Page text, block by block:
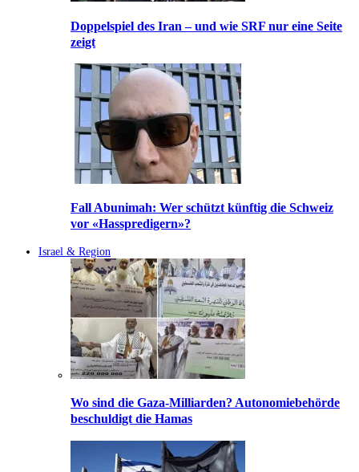
Doppelspiel des Iran – und wie SRF nur eine Seite
zeigt
Fall Abunimah: Wer schützt künftig die Schweiz
vor «Hasspredigern»?
Israel & Region
Wo sind die Gaza-Milliarden? Autonomiebehörde
beschuldigt die Hamas